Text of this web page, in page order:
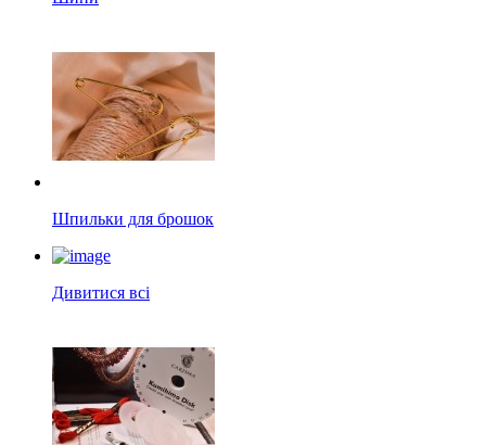
Шпильки для брошок
Дивитися всі